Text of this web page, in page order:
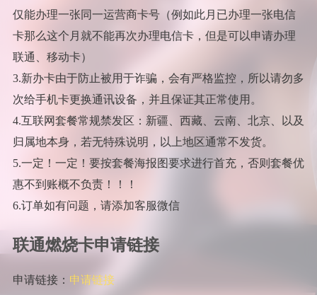
仅能办理一张同一运营商卡号（例如此月已办理一张电信
卡那么这个月就不能再次办理电信卡，但是可以申请办理
联通、移动卡）
3.新办卡由于防止被用于诈骗，会有严格监控，所以请勿多
次给手机卡更换通讯设备，并且保证其正常使用。
4.互联网套餐常规禁发区：新疆、西藏、云南、北京、以及
归属地本身，若无特殊说明，以上地区通常不发货。
5.一定！一定！要按套餐海报图要求进行首充，否则套餐优
惠不到账概不负责！！！
6.订单如有问题，请添加客服微信
联通燃烧卡申请链接
申请链接： 申请链接